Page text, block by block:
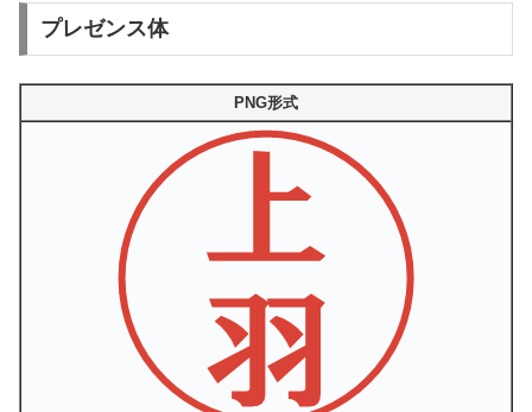
プレゼンス体
PNG形式